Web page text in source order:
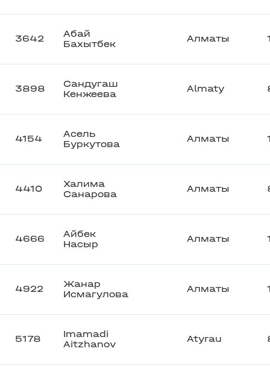
3642
Абай
Бахытбек
Алматы
3898
Сандугаш
Кенжеева
Almaty
4154
Асель
Буркутова
Алматы
4410
Халима
Санарова
Алматы
4666
Айбек
Насыр
Алматы
4922
Жанар
Исмагулова
Алматы
5178
Imamadi
Aitzhanov
Atyrau